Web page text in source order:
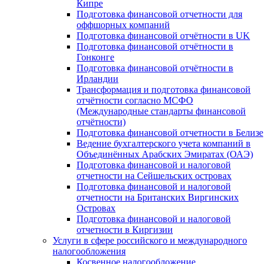
Кипре
Подготовка финансовой отчетности для
оффшорных компаний
Подготовка финансовой отчётности в UK
Подготовка финансовой отчётности в
Гонконге
Подготовка финансовой отчётности в
Ирландии
Трансформация и подготовка финансовой
отчётности согласно МСФО
(Международные стандарты финансовой
отчётности)
Подготовка финансовой отчетности в Белизе
Ведение бухгалтерского учета компаний в
Объединённых Арабских Эмиратах (ОАЭ)
Подготовка финансовой и налоговой
отчетности на Сейшельских островах
Подготовка финансовой и налоговой
отчетности на Британских Виргинских
Островах
Подготовка финансовой и налоговой
отчетности в Киргизии
Услуги в сфере российского и международного
налогообложения
Косвенное налогообложение